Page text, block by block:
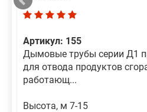
Артикул: 155
Дымовые трубы серии Д1
для отвода продуктов
работающ...
Высота, м 7-15